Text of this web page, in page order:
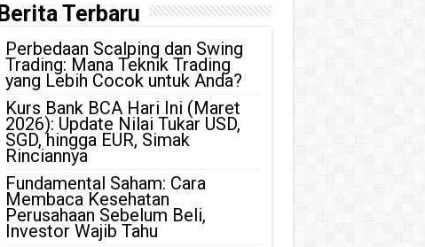
Berita Terbaru
Perbedaan Scalping dan Swing
Trading: Mana Teknik Trading
yang Lebih Cocok untuk Anda?
Kurs Bank BCA Hari Ini (Maret
2026): Update Nilai Tukar USD,
SGD, hingga EUR, Simak
Rinciannya
Fundamental Saham: Cara
Membaca Kesehatan
Perusahaan Sebelum Beli,
Investor Wajib Tahu